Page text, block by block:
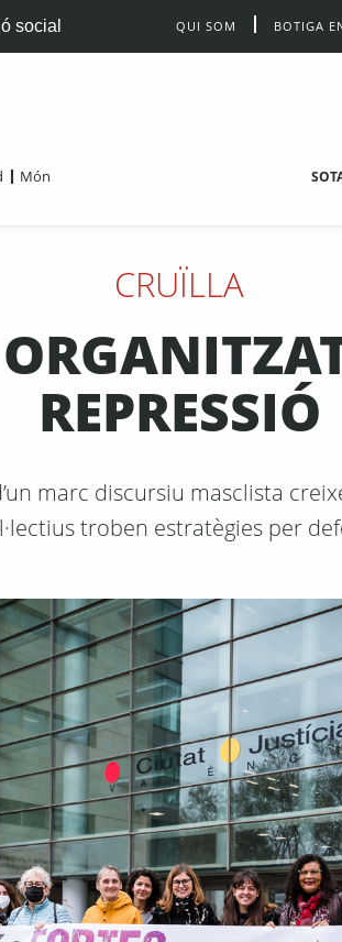
social QUI SOM BOTIGA
Món
CRUÏLLA
REPRESSIÓ
marc discursiu masclista
troben estratègies per